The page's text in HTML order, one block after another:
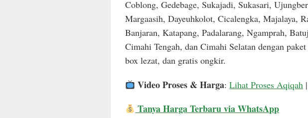
Coblong, Gedebage, Sukajadi, Sukasari,
Margaasih, Dayeuhkolot, Cicalengka, Majalaya,
Banjaran, Katapang, Padalarang, Ngamprah,
Cimahi Tengah, dan Cimahi Selatan dengan
box lezat, dan gratis ongkir.
Video Proses & Harga:Lihat Proses Aqiqah
Tanya Harga Terbaru via WhatsApp